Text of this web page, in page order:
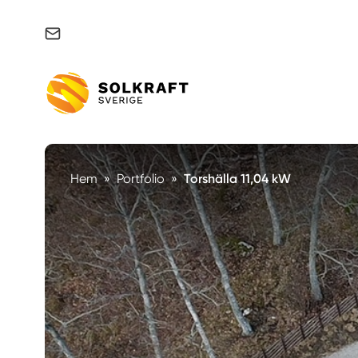
Hem » Portfolio » Torshälla 11,04 kW